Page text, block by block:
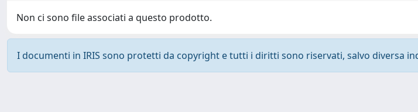
Non ci sono file associati a questo prodotto.
I documenti in IRIS sono protetti da copyright e tutti i diritti sono riservati, salvo diversa